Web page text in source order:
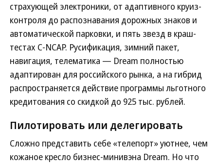
страхующей электроники, от адаптивного круиз-
контроля до распознавания дорожных знаков и
автоматической парковки, и пять звезд в краш-
тестах C-NCAP. Русификация, зимний пакет,
навигация, телематика — Dream полностью
адаптирован для российского рынка, а на гибрид
распространяется действие программы льготного
кредитования со скидкой до 925 тыс. рублей.
Пилотировать или делегировать
Сложно представить себе «телепорт» уютнее, чем
кожаное кресло бизнес-минивэна Dream. Но что